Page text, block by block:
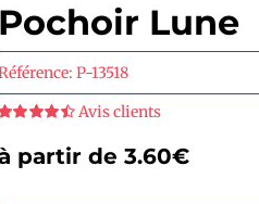
Pochoir Lune
P-13518
5
Avis clients
partir de 3.60€